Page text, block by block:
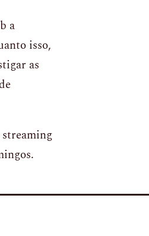
a
isso,
as